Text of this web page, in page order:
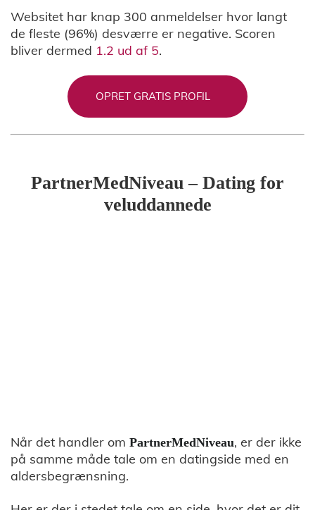
Websitet har knap 300 anmeldelser hvor langt
de fleste (96%) desværre er negative. Scoren
bliver dermed 1.2 ud af 5.
OPRET GRATIS PROFIL
PartnerMedNiveau – Dating for
veluddannede
Når det handler om PartnerMedNiveau, er der ikke
på samme måde tale om en datingside med en
aldersbegrænsning.